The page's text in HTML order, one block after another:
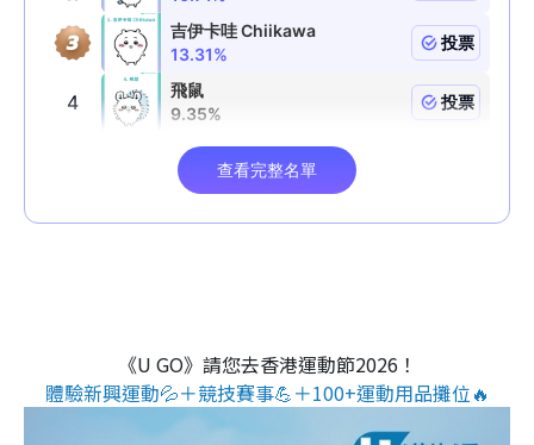
《U GO》請您去香港運動節2026！
體驗新興運動💦＋競技賽事💪＋100+運動用品攤位🔥